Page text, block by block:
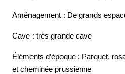
Aménagement : De grands
Cave : très grande cave
Éléments d’époque : Parquet,
et cheminée prussienne